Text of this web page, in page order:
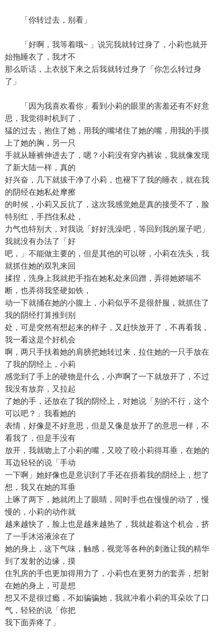
「你转过去，别看」
「好啊，我等着哦~ 」说完我就转过身了，小莉也就开
始拖睡衣了，我才不
那么听话，上衣脱下来之后我就转过身了「你怎么转过身
了」
「因为我喜欢看你」看到小莉的眼里的害羞还有不好意
思，我觉得时机到了，
猛的过去，抱住了她，用我的嘴堵住了她的嘴，用我的手摸
上了她的胸，另一只
手就从睡裤伸进去了，嗯？小莉没有穿内裤诶，我就像发现
了新大陆一样，真的
好兴奋，几下就拔干净了小莉，也褪下了我的睡衣，就在我
的阴经在她私处摩擦
的时候，小莉又反抗了，这次我感觉她是真的接受不了，脸
特别红，手挡住私处，
力气也特别大，对我说「好好洗澡吧，等回到我的屋子吧」
我就没有办法了「好
吧，」不能做主要的，但是其他的可以呀，小莉在洗头，我
就抓住她的双乳来回
揉捏，洗身上我就把手指在她私处来回蹭，弄得她娇喘不
断，也弄得我坚硬如铁，
动一下就捅在她的小腹上，小莉似乎不是很舒服，就抓住了
我的阴经打算推到别
处，可是突然有想起来的样子，又赶快放开了，不再看我，
我一看这是个好机会
啊，两只手扶着她的肩膀把她转过来，拉住她的一只手放在
了我的阴经上，小莉
感觉到了手上的硬物是什么，小声啊了一下就放开了，不过
我没有放弃，又拉起
了她的手，还放在了我的阴经上，对她说「别的不行，这个
可以吧？」我看她的
表情，好像是不好意思，但是又像是放开了的意思一样，不
看我了，但是手没有
放开，我就吻上了小莉的嘴，又咬了咬小莉得耳垂，在她的
耳边轻轻的说「手动
一下啊」她好像也是意识到了手还在捂着我的阴经上，想了
想，我又在她的耳垂
上啄了两下，她就闭上了眼睛，同时手也在慢慢的动了，慢
慢的，小莉的动作就
越来越快了，脸上也是越来越热了，我就趁着这个机会，挤
了一手沐浴液涂在了
她的身上，这下气味，触感，视觉等各种的刺激让我的精华
到了发射的边缘，摸
住乳房的手也更加得用力了，小莉也在更努力的套弄，想射
在她的身上，可是想
想又不是很过瘾，不如骗骗她，我就冲着小莉的耳朵吹了口
气，轻轻的说「你把
我下面弄疼了」